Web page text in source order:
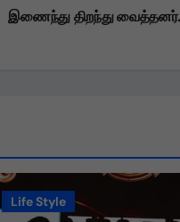
இணைந்து திறந்து வைத்தனர்.
Life Style